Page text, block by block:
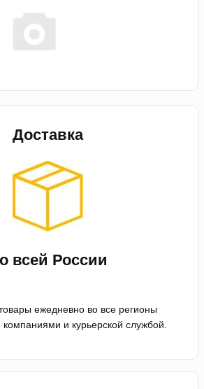
Доставка
всей России
ежедневно во все регионы
и курьерской службой.